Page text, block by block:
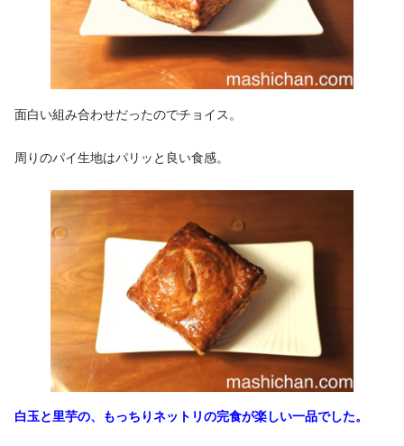
面白い組み合わせだったのでチョイス。
周りのパイ生地はパリッと良い食感。
白玉と里芋の、もっちりネットリの完食が楽しい一品でした。